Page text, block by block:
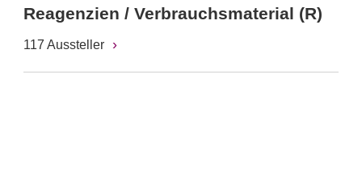
Reagenzien / Verbrauchsmaterial (R)
117 Aussteller